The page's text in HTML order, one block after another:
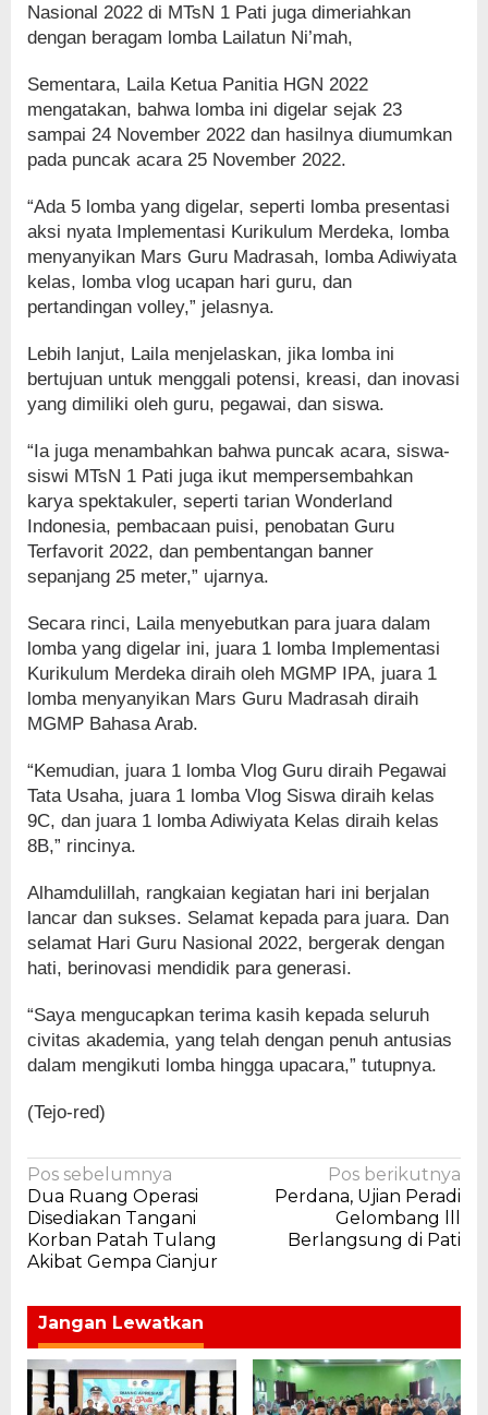
Nasional 2022 di MTsN 1 Pati juga dimeriahkan
dengan beragam lomba Lailatun Ni’mah,
Sementara, Laila Ketua Panitia HGN 2022
mengatakan, bahwa lomba ini digelar sejak 23
sampai 24 November 2022 dan hasilnya diumumkan
pada puncak acara 25 November 2022.
“Ada 5 lomba yang digelar, seperti lomba presentasi
aksi nyata Implementasi Kurikulum Merdeka, lomba
menyanyikan Mars Guru Madrasah, lomba Adiwiyata
kelas, lomba vlog ucapan hari guru, dan
pertandingan volley,” jelasnya.
Lebih lanjut, Laila menjelaskan, jika lomba ini
bertujuan untuk menggali potensi, kreasi, dan inovasi
yang dimiliki oleh guru, pegawai, dan siswa.
“Ia juga menambahkan bahwa puncak acara, siswa-
siswi MTsN 1 Pati juga ikut mempersembahkan
karya spektakuler, seperti tarian Wonderland
Indonesia, pembacaan puisi, penobatan Guru
Terfavorit 2022, dan pembentangan banner
sepanjang 25 meter,” ujarnya.
Secara rinci, Laila menyebutkan para juara dalam
lomba yang digelar ini, juara 1 lomba Implementasi
Kurikulum Merdeka diraih oleh MGMP IPA, juara 1
lomba menyanyikan Mars Guru Madrasah diraih
MGMP Bahasa Arab.
“Kemudian, juara 1 lomba Vlog Guru diraih Pegawai
Tata Usaha, juara 1 lomba Vlog Siswa diraih kelas
9C, dan juara 1 lomba Adiwiyata Kelas diraih kelas
8B,” rincinya.
Alhamdulillah, rangkaian kegiatan hari ini berjalan
lancar dan sukses. Selamat kepada para juara. Dan
selamat Hari Guru Nasional 2022, bergerak dengan
hati, berinovasi mendidik para generasi.
“Saya mengucapkan terima kasih kepada seluruh
civitas akademia, yang telah dengan penuh antusias
dalam mengikuti lomba hingga upacara,” tutupnya.
(Tejo-red)
Navigasi
pos
Pos sebelumnya
Dua Ruang Operasi
Disediakan Tangani
Korban Patah Tulang
Akibat Gempa Cianjur
Pos berikutnya
Perdana, Ujian Peradi
Gelombang lll
Berlangsung di Pati
Jangan Lewatkan